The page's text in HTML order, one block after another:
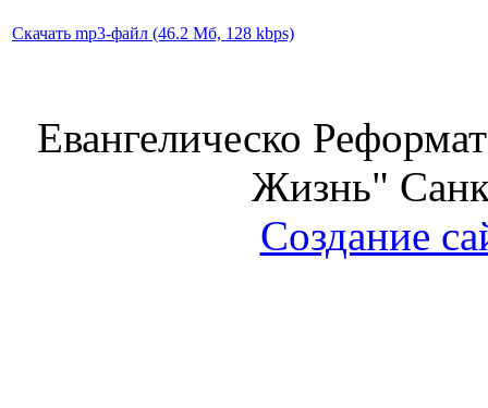
Скачать mp3-файл (46.2 Мб, 128 kbps)
Евангелическо
Жизнь"
Создание